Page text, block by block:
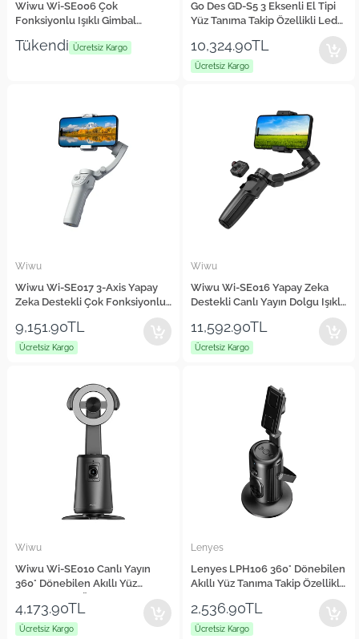
Wiwu Wi-SE006 Çok
Fonksiyonlu Işıklı Gimbal
Çubuğu
Tükendi Ücretsiz Kargo
Go Des GD-S5 3 Eksenli El Tipi
Yüz Tanıma Takip Özellikli Led
Işıklandırma Aparatlı Gimbal
Stabilizatör
10,324.90TL
Ücretsiz Kargo
Wiwu
Wiwu Wi-SE017 3-Axis Yapay
Zeka Destekli Çok Fonksiyonlu
9,151.90TL
Ücretsiz Kargo
Wiwu
Wiwu Wi-SE016 Yapay Zeka
Destekli Canlı Yayın Dolgu Işıklı
11,592.90TL
Ücretsiz Kargo
Wiwu
Wiwu Wi-SE010 Canlı Yayın
360° Dönebilen Akıllı Yüz
Tanıma Takip Özellikli Magnetik
Gimbal Sabitleyici Stand
4,173.90TL
Ücretsiz Kargo
Lenyes
Lenyes LPH106 360° Dönebilen
Akıllı Yüz Tanıma Takip Özellikli
Stand
2,536.90TL
Ücretsiz Kargo